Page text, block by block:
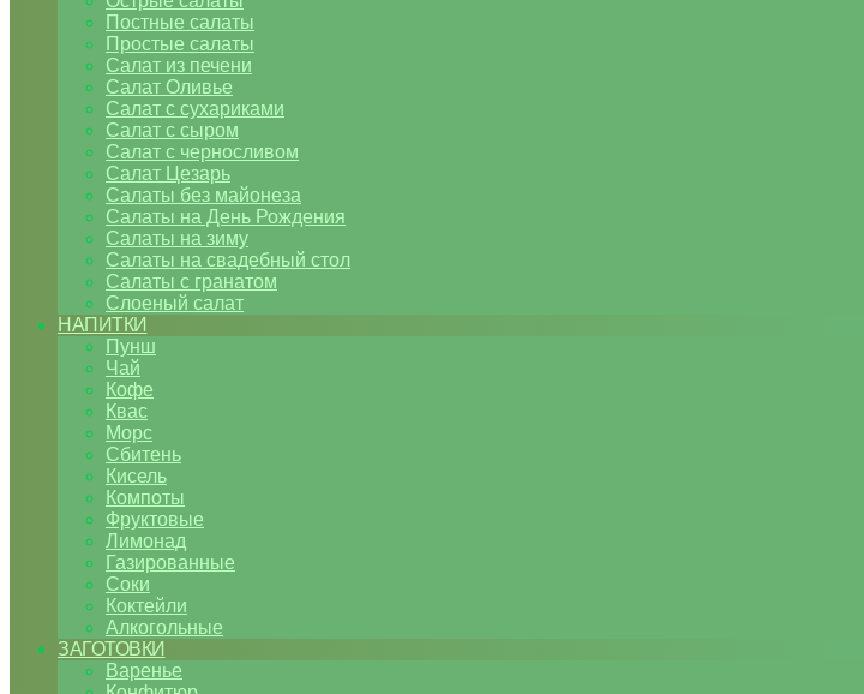
Постные салаты
Простые салаты
Салат из печени
Салат Оливье
Салат с сухариками
Салат с сыром
Салат с черносливом
Салат Цезарь
Салаты без майонеза
Салаты на День Рождения
Салаты на зиму
Салаты на свадебный стол
Салаты с гранатом
Слоеный салат
НАПИТКИ
Пунш
Чай
Кофе
Квас
Морс
Сбитень
Кисель
Компоты
Фруктовые
Лимонад
Газированные
Соки
Коктейли
Алкогольные
ЗАГОТОВКИ
Варенье